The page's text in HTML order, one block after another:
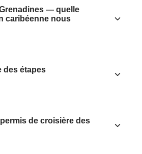
— quelle
caribéenne nous
des étapes
de croisière des